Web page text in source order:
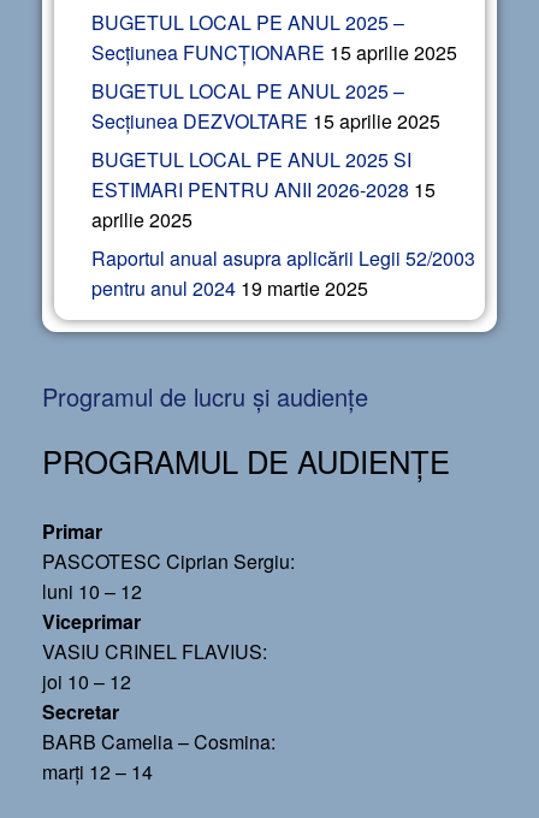
BUGETUL LOCAL PE ANUL 2025 –
Secțiunea FUNCȚIONARE 15 aprilie 2025
BUGETUL LOCAL PE ANUL 2025 –
Secțiunea DEZVOLTARE 15 aprilie 2025
BUGETUL LOCAL PE ANUL 2025 SI
ESTIMARI PENTRU ANII 2026-2028 15
aprilie 2025
Raportul anual asupra aplicării Legii 52/2003
pentru anul 2024 19 martie 2025
Programul de lucru și audiențe
PROGRAMUL DE AUDIENȚE
Primar
PASCOTESC Ciprian Sergiu:
luni 10 – 12
Viceprimar
VASIU CRINEL FLAVIUS:
joi 10 – 12
Secretar
BARB Camelia – Cosmina:
marți 12 – 14